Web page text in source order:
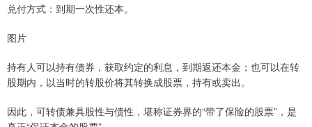
兑付方式：到期一次性还本。
图片
持有人可以持有债券，获取约定的利息，到期返还本金；也可以在转
股期内，以当时的转股价将其转换成股票，持有或卖出。
因此，可转债兼具股性与债性，堪称证券界的“带了保险的股票”，是